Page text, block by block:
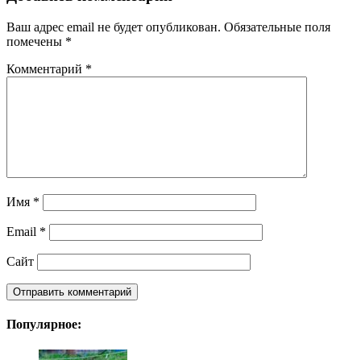
Ваш адрес email не будет опубликован. Обязательные поля
помечены *
Комментарий *
Имя *
Email *
Сайт
Популярное: